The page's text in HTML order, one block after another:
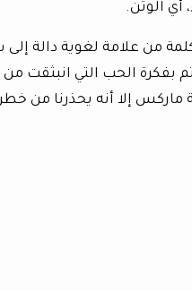
أي الوثن.
من علامة لغوية دالة
بفكرة الحب التي انبثقت من
ماركس إلا أنه يحذرنا من